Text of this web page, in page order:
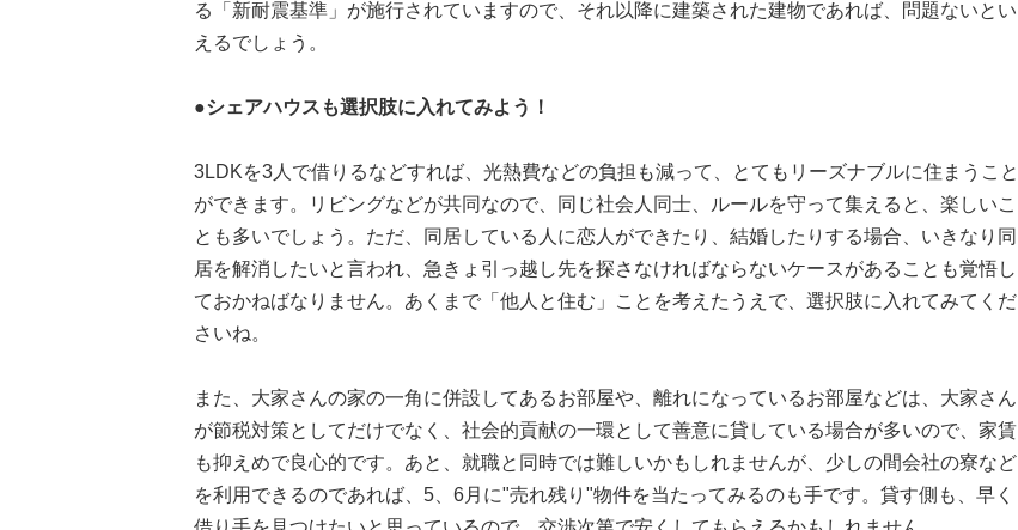
る「新耐震基準」が施行されていますので、それ以降に建築された建物であれば、問題ないとい
えるでしょう。
●シェアハウスも選択肢に入れてみよう！
3LDKを3人で借りるなどすれば、光熱費などの負担も減って、とてもリーズナブルに住まうこと
ができます。リビングなどが共同なので、同じ社会人同士、ルールを守って集えると、楽しいこ
とも多いでしょう。ただ、同居している人に恋人ができたり、結婚したりする場合、いきなり同
居を解消したいと言われ、急きょ引っ越し先を探さなければならないケースがあることも覚悟し
ておかねばなりません。あくまで「他人と住む」ことを考えたうえで、選択肢に入れてみてくだ
さいね。
また、大家さんの家の一角に併設してあるお部屋や、離れになっているお部屋などは、大家さん
が節税対策としてだけでなく、社会的貢献の一環として善意に貸している場合が多いので、家賃
も抑えめで良心的です。あと、就職と同時では難しいかもしれませんが、少しの間会社の寮など
を利用できるのであれば、5、6月に"売れ残り"物件を当たってみるのも手です。貸す側も、早く